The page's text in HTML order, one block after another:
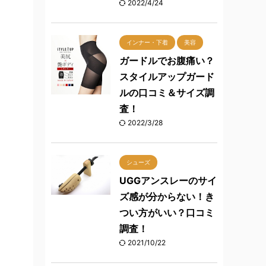
2022/4/24
インナー・下着 美容
ガードルでお腹痛い？
スタイルアップガード
ルの口コミ＆サイズ調
査！
2022/3/28
シューズ
UGGアンスレーのサイ
ズ感が分からない！き
つい方がいい？口コミ
調査！
2021/10/22